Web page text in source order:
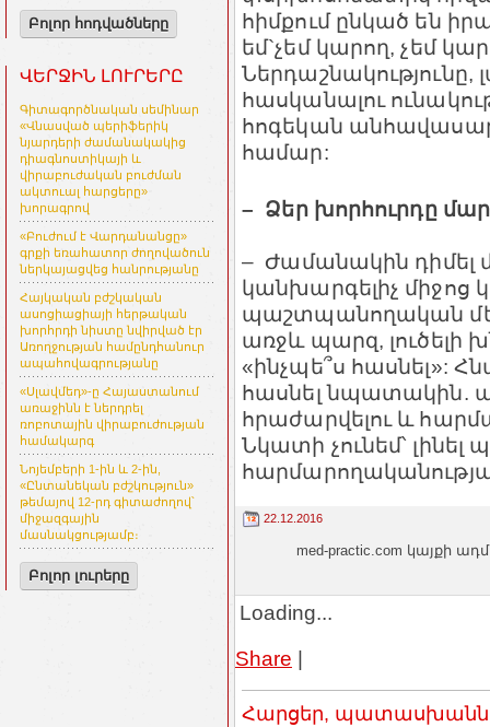
Բոլոր հոդվածները
ՎԵՐՋԻՆ ԼՈՒՐԵՐԸ
Գիտագործնական սեմինար
«Վնասված պերիֆերիկ
նյարդերի ժամանակակից
դիագնոստիկայի և
վիրաբուժական բուժման
ակտուալ հարցերը»
խորագրով
«Բուժում է Վարդանանցը»
գրքի եռահատոր ժողովածուն
ներկայացվեց հանրությանը
Հայկական բժշկական
ասոցիացիայի հերթական
խորհրդի նիստը նվիրված էր
Առողջության համընդհանուր
ապահովագրությանը
«Սլավմեդ»-ը Հայաստանում
առաջինն է ներդրել
ռոբոտային վիրաբուժության
համակարգ
Նոյեմբերի 1-ին և 2-ին,
«Ընտանեկան բժշկություն»
թեմայով 12-րդ գիտաժողով՝
միջազգային
մասնակցությամբ։
Բոլոր լուրերը
հիմքում ընկած են
եմ`չեմ կարող, չեմ
Ներդաշնակությունը,
հասկանալու
հոգեկան
համար:
– Ձեր խորհուրդը
– Ժամանակին դիմել
կանխարգելիչ
պաշտպանողական
առջև պարզ, լուծելի
«ինչպե՞ս հասնել»:
հասնել նպատակին.
հրաժարվելու և
Նկատի չունեմ՝
22.12.2016
med-practic.com կայքի
Loading...
Share |
Հարցեր,